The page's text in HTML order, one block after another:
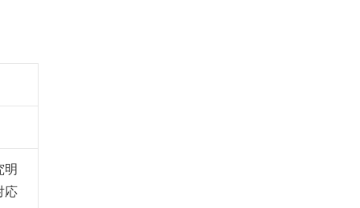
明
応